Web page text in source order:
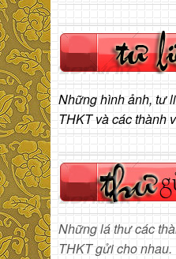
Những hình ảnh, tư
THKT và các thành
Những lá thư các
THKT gửi cho nhau.